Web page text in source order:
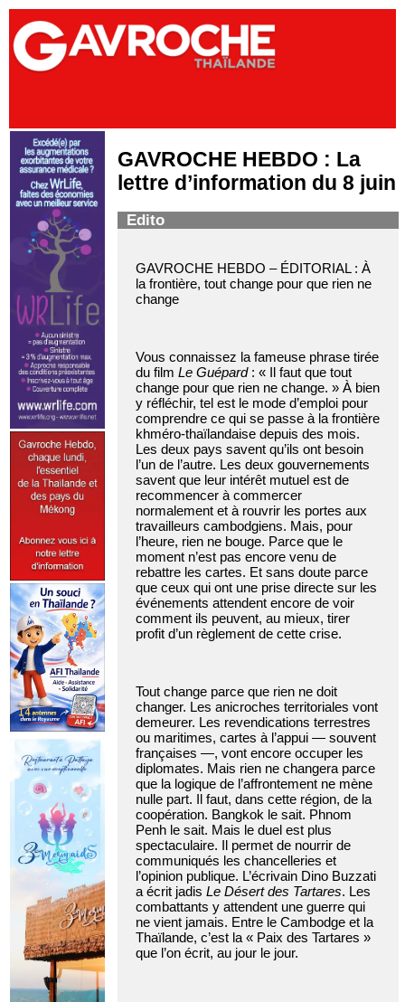
GAVROCHE HEBDO : La
lettre d’information du 8 juin
Edito
GAVROCHE HEBDO – ÉDITORIAL : À
la frontière, tout change pour que rien ne
change
Vous connaissez la fameuse phrase tirée
du film Le Guépard: « Il faut que tout
change pour que rien ne change. » À bien
y réfléchir, tel est le mode d’emploi pour
comprendre ce qui se passe à la frontière
khméro-thaïlandaise depuis des mois.
Les deux pays savent qu’ils ont besoin
l’un de l’autre. Les deux gouvernements
savent que leur intérêt mutuel est de
recommencer à commercer
normalement et à rouvrir les portes aux
travailleurs cambodgiens. Mais, pour
l’heure, rien ne bouge. Parce que le
moment n’est pas encore venu de
rebattre les cartes. Et sans doute parce
que ceux qui ont une prise directe sur les
événements attendent encore de voir
comment ils peuvent, au mieux, tirer
profit d’un règlement de cette crise.
Tout change parce que rien ne doit
changer. Les anicroches territoriales vont
demeurer. Les revendications terrestres
ou maritimes, cartes à l’appui — souvent
françaises —, vont encore occuper les
diplomates. Mais rien ne changera parce
que la logique de l’affrontement ne mène
nulle part. Il faut, dans cette région, de la
coopération. Bangkok le sait. Phnom
Penh le sait. Mais le duel est plus
spectaculaire. Il permet de nourrir de
communiqués les chancelleries et
l’opinion publique. L’écrivain Dino Buzzati
a écrit jadis Le Désert des Tartares. Les
combattants y attendent une guerre qui
ne vient jamais. Entre le Cambodge et la
Thaïlande, c’est la « Paix des Tartares »
que l’on écrit, au jour le jour.